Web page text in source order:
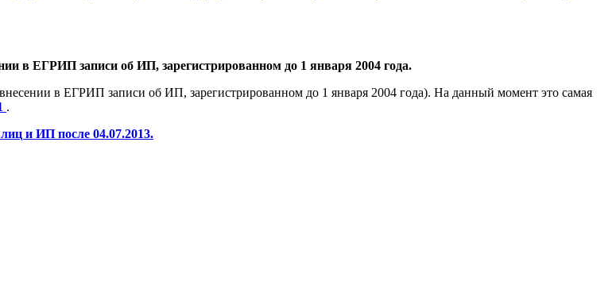
в ЕГРИП записи об ИП, зарегистрированном до 1 января 2004 года.
в ЕГРИП записи об ИП, зарегистрированном до 1 января 2004 года). На данный момент это самая
.
и ИП после 04.07.2013.